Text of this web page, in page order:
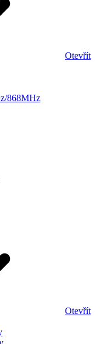
Otevřít
868MHz
Otevřít